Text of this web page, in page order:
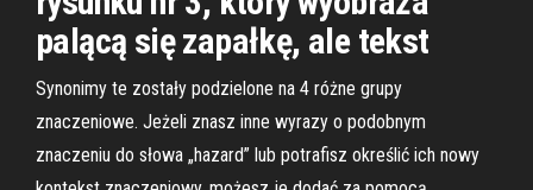
palącą się zapałkę, ale tekst
Synonimy te zostały podzielone na 4 różne grupy
znaczeniowe. Jeżeli znasz inne wyrazy o podobnym
znaczeniu do słowa „hazard” lub potrafisz określić ich nowy